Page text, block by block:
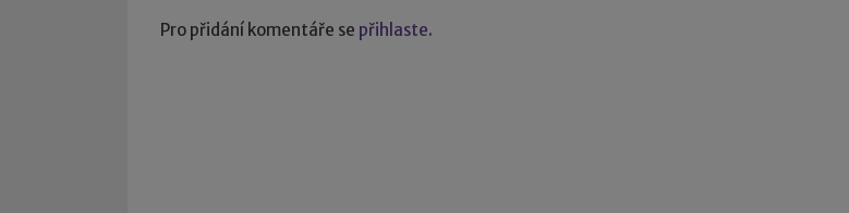
Pro přidání komentáře se přihlaste.